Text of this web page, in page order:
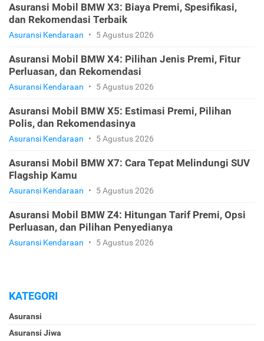
Asuransi Mobil BMW X3: Biaya Premi, Spesifikasi,
dan Rekomendasi Terbaik
Asuransi Kendaraan • 5 Agustus 2026
Asuransi Mobil BMW X4: Pilihan Jenis Premi, Fitur
Perluasan, dan Rekomendasi
Asuransi Kendaraan • 5 Agustus 2026
Asuransi Mobil BMW X5: Estimasi Premi, Pilihan
Polis, dan Rekomendasinya
Asuransi Kendaraan • 5 Agustus 2026
Asuransi Mobil BMW X7: Cara Tepat Melindungi SUV
Flagship Kamu
Asuransi Kendaraan • 5 Agustus 2026
Asuransi Mobil BMW Z4: Hitungan Tarif Premi, Opsi
Perluasan, dan Pilihan Penyedianya
Asuransi Kendaraan • 5 Agustus 2026
KATEGORI
Asuransi
Asuransi Jiwa